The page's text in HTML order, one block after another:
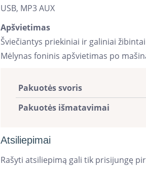
USB, MP3 AUX
Apšvietimas
Šviečiantys priekiniai ir galiniai žibintai
Mėlynas foninis apšvietimas po
Pakuotės svoris
Pakuotės išmatavimai
Atsiliepimai
Rašyti atsiliepimą gali tik prisijungę